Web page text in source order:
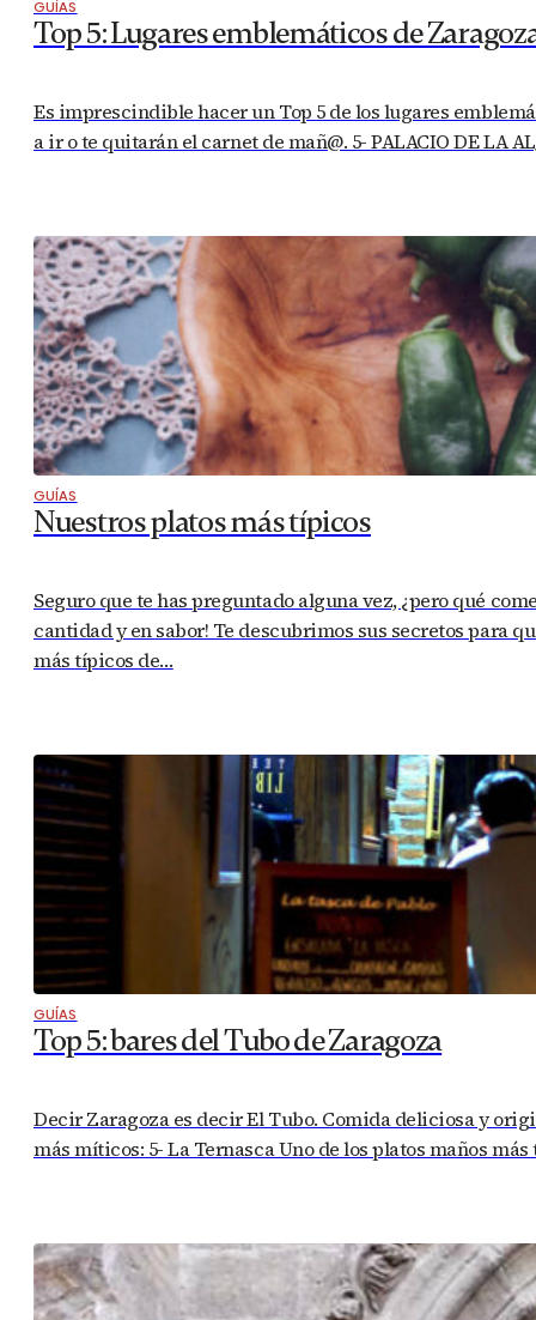
GUÍAS
Top 5: Lugares emblemáticos de
Es imprescindible hacer un Top 5 de los lugares
a ir o te quitarán el carnet de mañ@. 5- PALACIO DE LA
GUÍAS
Nuestros platos más típicos
Seguro que te has preguntado alguna vez, ¿pero qué
cantidad y en sabor! Te descubrimos sus secretos para
más típicos de…
GUÍAS
Top 5: bares del Tubo de Zaragoza
Decir Zaragoza es decir El Tubo. Comida deliciosa y
más míticos: 5- La Ternasca Uno de los platos maños